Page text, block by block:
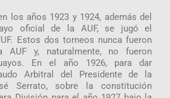
los años 1923 y 1924, además del
oficial de la AUF, se jugó el
Estos dos torneos nunca fueron
AUF y, naturalmente, no fueron
En el año 1926, para dar
Arbitral del Presidente de la
Serrato, sobre la constitución